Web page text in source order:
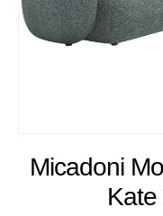
Micadoni